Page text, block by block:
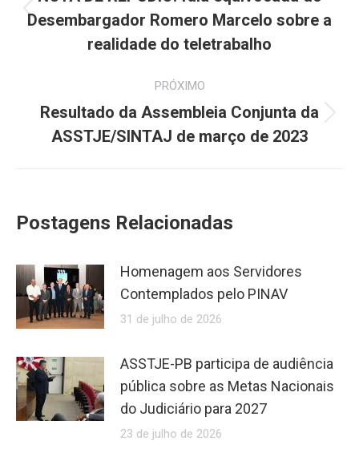
post:
Post
anterior:
Desembargador Romero Marcelo sobre a
realidade do teletrabalho
PRÓXIMO
Próximo
post:
Resultado da Assembleia Conjunta da
ASSTJE/SINTAJ de março de 2023
Postagens Relacionadas
Homenagem aos Servidores
Contemplados pelo PINAV
31 de julho de 2026
ASSTJE-PB participa de audiência
pública sobre as Metas Nacionais
do Judiciário para 2027
23 de julho de 2026